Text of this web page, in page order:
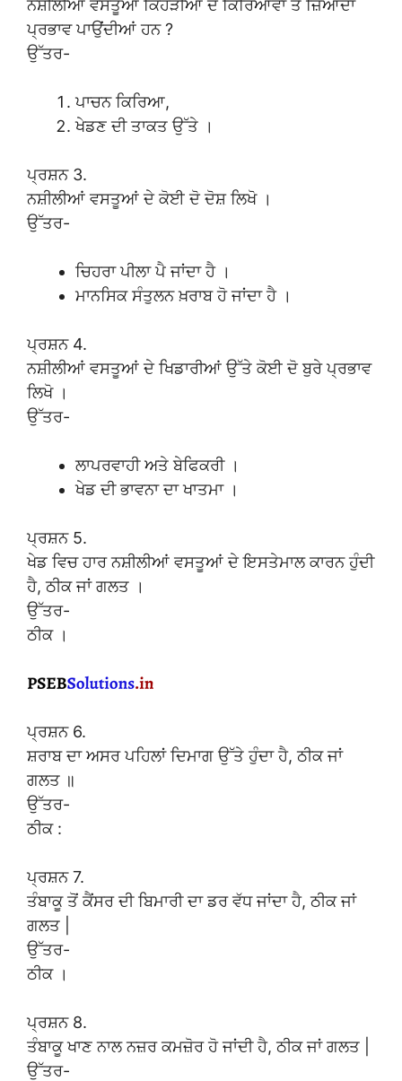
ਨਸ਼ੀਲੀਆਂ ਵਸਤੂਆਂ ਕਿਹੜੀਆਂ ਦੋ ਕਿਰਿਆਵਾਂ ਤੇ ਜ਼ਿਆਦਾ
ਪ੍ਰਭਾਵ ਪਾਉਂਦੀਆਂ ਹਨ ?
ਉੱਤਰ-
ਪਾਚਨ ਕਿਰਿਆ,
ਖੇਡਣ ਦੀ ਤਾਕਤ ਉੱਤੇ ।
ਪ੍ਰਸ਼ਨ 3.
ਨਸ਼ੀਲੀਆਂ ਵਸਤੂਆਂ ਦੇ ਕੋਈ ਦੋ ਦੋਸ਼ ਲਿਖੋ ।
ਉੱਤਰ-
ਚਿਹਰਾ ਪੀਲਾ ਪੈ ਜਾਂਦਾ ਹੈ ।
ਮਾਨਸਿਕ ਸੰਤੁਲਨ ਖ਼ਰਾਬ ਹੋ ਜਾਂਦਾ ਹੈ ।
ਪ੍ਰਸ਼ਨ 4.
ਨਸ਼ੀਲੀਆਂ ਵਸਤੂਆਂ ਦੇ ਖਿਡਾਰੀਆਂ ਉੱਤੇ ਕੋਈ ਦੋ ਬੁਰੇ ਪ੍ਰਭਾਵ
ਲਿਖੋ ।
ਉੱਤਰ-
ਲਾਪਰਵਾਹੀ ਅਤੇ ਬੇਫਿਕਰੀ ।
ਖੇਡ ਦੀ ਭਾਵਨਾ ਦਾ ਖਾਤਮਾ ।
ਪ੍ਰਸ਼ਨ 5.
ਖੇਡ ਵਿਚ ਹਾਰ ਨਸ਼ੀਲੀਆਂ ਵਸਤੂਆਂ ਦੇ ਇਸਤੇਮਾਲ ਕਾਰਨ ਹੁੰਦੀ
ਹੈ, ਠੀਕ ਜਾਂ ਗਲਤ ।
ਉੱਤਰ-
ਠੀਕ ।
ਪ੍ਰਸ਼ਨ 6.
ਸ਼ਰਾਬ ਦਾ ਅਸਰ ਪਹਿਲਾਂ ਦਿਮਾਗ ਉੱਤੇ ਹੁੰਦਾ ਹੈ, ਠੀਕ ਜਾਂ
ਗਲਤ ॥
ਉੱਤਰ-
ਠੀਕ :
ਪ੍ਰਸ਼ਨ 7.
ਤੰਬਾਕੂ ਤੋਂ ਕੈਂਸਰ ਦੀ ਬਿਮਾਰੀ ਦਾ ਡਰ ਵੱਧ ਜਾਂਦਾ ਹੈ, ਠੀਕ ਜਾਂ
ਗਲਤ |
ਉੱਤਰ-
ਠੀਕ ।
ਪ੍ਰਸ਼ਨ 8.
ਤੰਬਾਕੂ ਖਾਣ ਨਾਲ ਨਜ਼ਰ ਕਮਜ਼ੋਰ ਹੋ ਜਾਂਦੀ ਹੈ, ਠੀਕ ਜਾਂ ਗਲਤ |
ਉੱਤਰ-